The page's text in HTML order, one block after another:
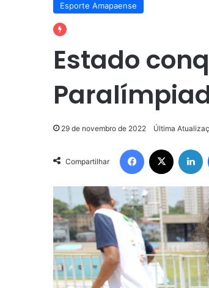
Esporte Amapaense
Estado
29 de novembro de 2022 Última
Compartilhar
Facebook